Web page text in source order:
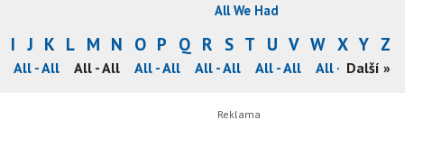
All We Had
I J K L M N O P Q R S T U V W X Y Z
All - All All - All All - All All - All All - All All - All All - All
Další »